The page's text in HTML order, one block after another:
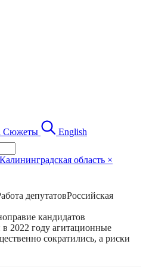
Сюжеты English
Калининградская область ×
депутатовРоссийская
кандидатов
в 2022 году агитационные
сократились, а риски